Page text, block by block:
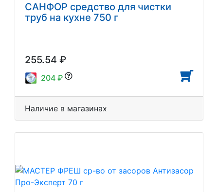
САНФОР средство для чистки
труб на кухне 750 г
255.54 ₽
204 ₽
Наличие в магазинах